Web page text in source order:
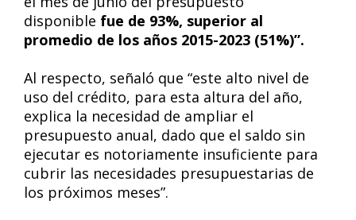
disponible fue de 93%, superior al
promedio de los años 2015-2023 (51%)”.
Al respecto, señaló que “este alto nivel de
uso del crédito, para esta altura del año,
explica la necesidad de ampliar el
presupuesto anual, dado que el saldo sin
ejecutar es notoriamente insuficiente para
cubrir las necesidades presupuestarias de
los próximos meses”.